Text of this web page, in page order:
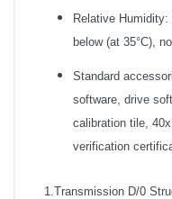
Relative
below (at 35°C),
Standard
software, drive
calibration tile,
verification
1.Transmission D/0